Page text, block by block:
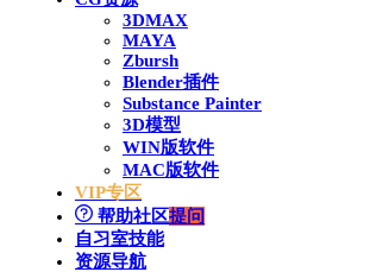
3DMAX
MAYA
Zbursh
Blender插件
Substance Painter
3D模型
WIN版软件
MAC版软件
VIP专区
帮助社区提问
自习室技能
资源导航